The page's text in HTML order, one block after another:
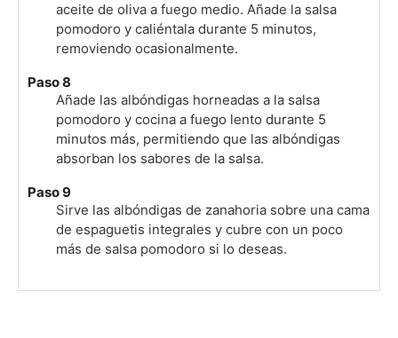
aceite de oliva a fuego medio. Añade la salsa
pomodoro y caliéntala durante 5 minutos,
removiendo ocasionalmente.
Paso 8
Añade las albóndigas horneadas a la salsa
pomodoro y cocina a fuego lento durante 5
minutos más, permitiendo que las albóndigas
absorban los sabores de la salsa.
Paso 9
Sirve las albóndigas de zanahoria sobre una cama
de espaguetis integrales y cubre con un poco
más de salsa pomodoro si lo deseas.